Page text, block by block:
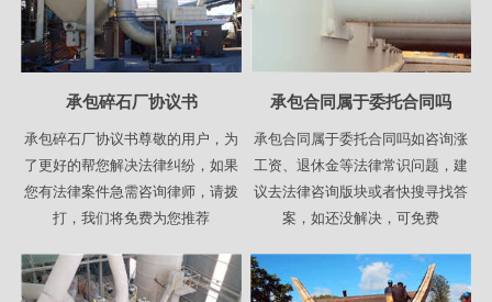
承包碎石厂协议书
承包碎石厂协议书尊敬的用户，为
了更好的帮您解决法律纠纷，如果
您有法律案件急需咨询律师，请拨
打，我们将免费为您推荐
承包合同属于委托合同吗
承包合同属于委托合同吗如咨询涨
工资、退休金等法律常识问题，建
议去法律咨询版块或者快搜寻找答
案，如还没解决，可免费